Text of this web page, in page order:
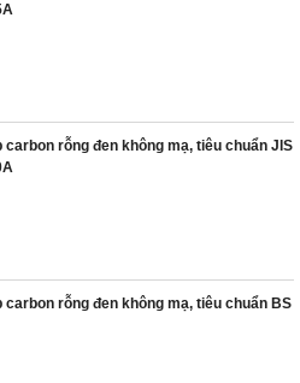
carbon rỗng đen không mạ, tiêu chuẩn JIS
carbon rỗng đen không mạ, tiêu chuẩn BS